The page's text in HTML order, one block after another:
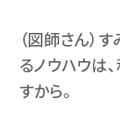
（図師さん）
るノウハウは
すから。